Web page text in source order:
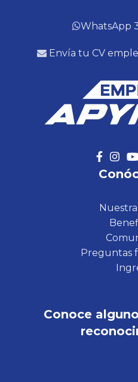
WhatsApp
Envía tu CV
Preguntas
Conoce